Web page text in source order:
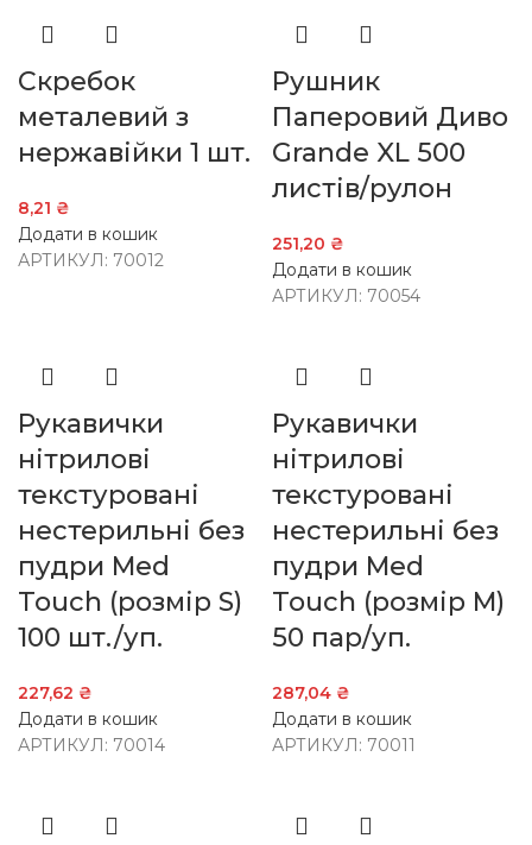
Скребок
металевий з
нержавійки 1 шт.
8,21 ₴
Додати в кошик
АРТИКУЛ: 70012
Рушник
Паперовий Диво
Grande XL 500
листів/рулон
251,20 ₴
Додати в кошик
АРТИКУЛ: 70054
Рукавички
нітрилові
текстуровані
нестерильні без
пудри Med
Touch (розмір S)
100 шт./уп.
227,62 ₴
Додати в кошик
АРТИКУЛ: 70014
Рукавички
нітрилові
текстуровані
нестерильні без
пудри Med
Touch (розмір M)
50 пар/уп.
287,04 ₴
Додати в кошик
АРТИКУЛ: 70011